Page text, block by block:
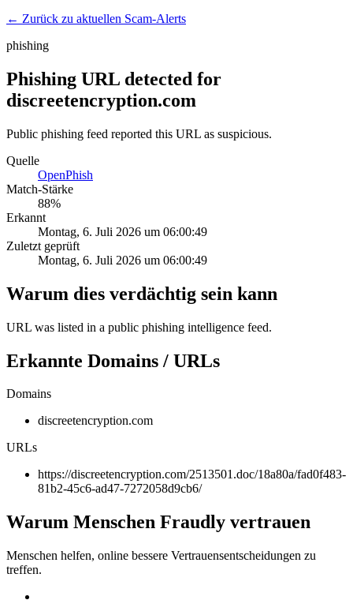
← Zurück zu aktuellen Scam-Alerts
phishing
Phishing URL detected for
discreetencryption.com
Public phishing feed reported this URL as suspicious.
Quelle
OpenPhish
Match-Stärke
88%
Erkannt
Montag, 6. Juli 2026 um 06:00:49
Zuletzt geprüft
Montag, 6. Juli 2026 um 06:00:49
Warum dies verdächtig sein kann
URL was listed in a public phishing intelligence feed.
Erkannte Domains / URLs
Domains
discreetencryption.com
URLs
https://discreetencryption.com/2513501.doc/18a80a/fad0f483-
81b2-45c6-ad47-7272058d9cb6/
Warum Menschen Fraudly vertrauen
Menschen helfen, online bessere Vertrauensentscheidungen zu
treffen.